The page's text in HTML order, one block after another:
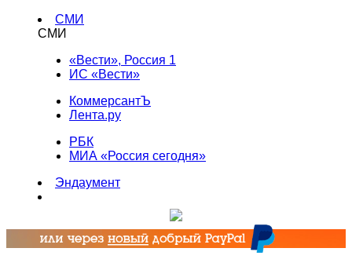
СМИ
СМИ
«Вести», Россия 1
ИС «Вести»
КоммерсантЪ
Лента.ру
РБК
МИА «Россия сегодня»
Эндаумент